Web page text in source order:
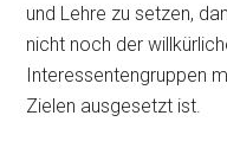
und Lehre zu setzen,
nicht noch der
Interessentengruppen
Zielen ausgesetzt ist.